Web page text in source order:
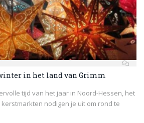
in het land van Grimm
tijd van het jaar in Noord-Hessen, het
kerstmarkten nodigen je uit om rond te